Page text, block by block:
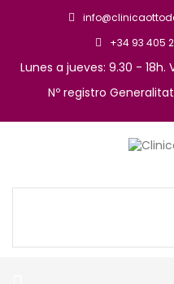
+34 93 405
Lunes a jueves: 9.30 - 18h.
Nº registro
Clinica